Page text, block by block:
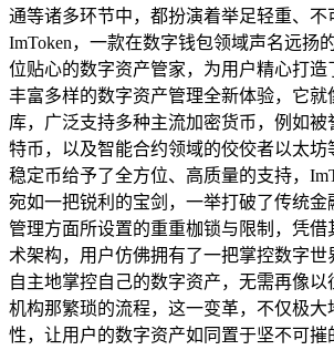
通等诸多环节中，都扮演着举足轻重、不
ImToken，一款在数字钱包领域声名远扬
位贴心的数字资产管家，为用户精心打造
丰富多样的数字资产管理全新体验，它就
库，广泛支持多种主流加密货币，例如被
特币，以及智能合约领域的佼佼者以太坊
稳定币给予了全方位、高质量的支持，
宛如一把锐利的宝剑，一举打破了传统金
管理方面所设置的重重枷锁与限制，凭借
术架构，用户仿佛拥有了一把掌控数字世
自主地掌控自己的数字资产，无需再像以
机构那繁琐的流程，这一变革，不仅极大
性，让用户的数字资产如同置于坚不可摧